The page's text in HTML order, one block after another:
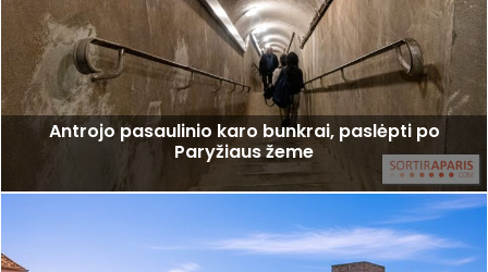
Antrojo pasaulinio karo bunkrai, paslėpti po
Paryžiaus žeme